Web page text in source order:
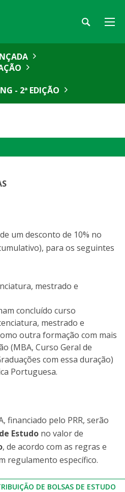
- 2ª EDIÇÃO
um desconto de 10% no
para os seguintes
mestrado e
concluído curso
mestrado e
outra formação com mais
(MBA, Curso Geral de
com essa duração)
Portuguesa.
financiado pelo PRR, serão
Estudo no valor de
, de acordo com as regras e
regulamento específico.
DE BOLSAS DE ESTUDO